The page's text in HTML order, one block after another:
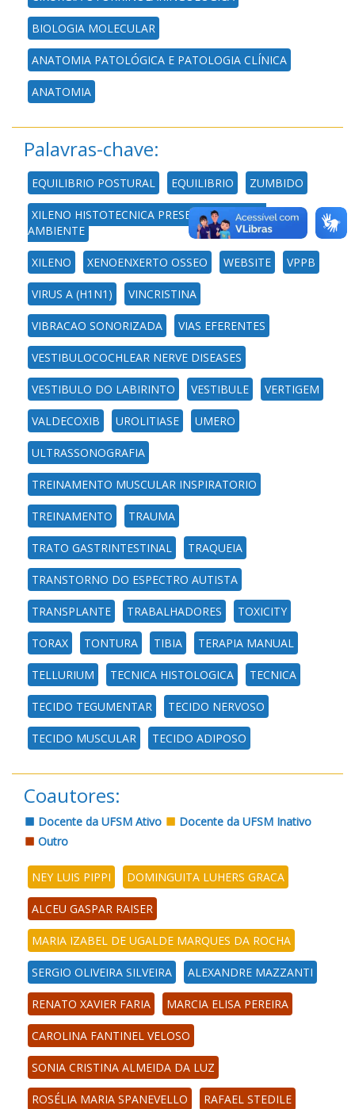
BIOLOGIA MOLECULAR
ANATOMIA PATOLÓGICA E PATOLOGIA CLÍNICA
ANATOMIA
Palavras-chave:
EQUILIBRIO POSTURAL EQUILIBRIO ZUMBIDO
XILENO HISTOTECNICA PRESERVACAO MEIO
AMBIENTE
XILENO XENOENXERTO OSSEO WEBSITE VPPB
VIRUS A (H1N1) VINCRISTINA
VIBRACAO SONORIZADA VIAS EFERENTES
VESTIBULOCOCHLEAR NERVE DISEASES
VESTIBULO DO LABIRINTO VESTIBULE VERTIGEM
VALDECOXIB UROLITIASE UMERO
ULTRASSONOGRAFIA
TREINAMENTO MUSCULAR INSPIRATORIO
TREINAMENTO TRAUMA
TRATO GASTRINTESTINAL TRAQUEIA
TRANSTORNO DO ESPECTRO AUTISTA
TRANSPLANTE TRABALHADORES TOXICITY
TORAX TONTURA TIBIA TERAPIA MANUAL
TELLURIUM TECNICA HISTOLOGICA TECNICA
TECIDO TEGUMENTAR TECIDO NERVOSO
TECIDO MUSCULAR TECIDO ADIPOSO
Coautores:
Docente da UFSM Ativo
Docente da UFSM Inativo
Outro
NEY LUIS PIPPI DOMINGUITA LUHERS GRACA
ALCEU GASPAR RAISER
MARIA IZABEL DE UGALDE MARQUES DA ROCHA
SERGIO OLIVEIRA SILVEIRA ALEXANDRE MAZZANTI
RENATO XAVIER FARIA MARCIA ELISA PEREIRA
CAROLINA FANTINEL VELOSO
SONIA CRISTINA ALMEIDA DA LUZ
ROSÉLIA MARIA SPANEVELLO RAFAEL STEDILE